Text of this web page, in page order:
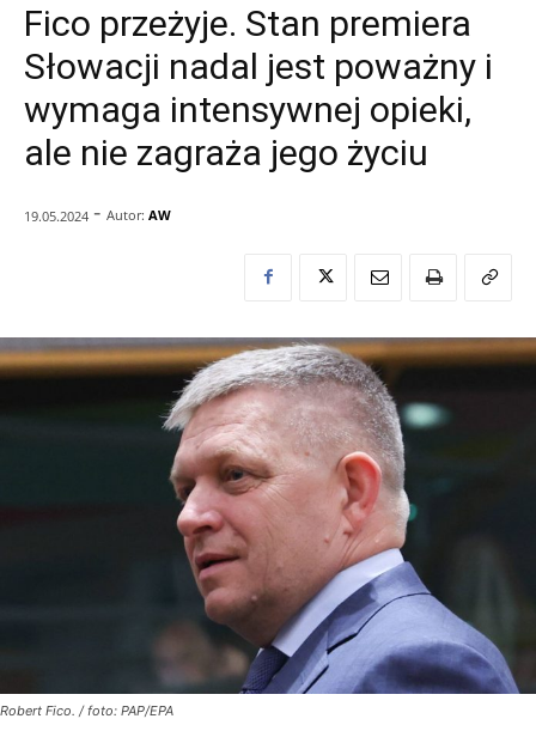
Fico przeżyje. Stan premiera
Słowacji nadal jest poważny i
wymaga intensywnej opieki,
ale nie zagraża jego życiu
19.05.2024 - Autor: AW
Robert Fico. / foto: PAP/EPA